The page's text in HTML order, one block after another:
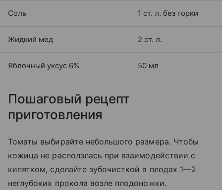
Соль 1 ст. л. без горки
Жидкий мед 2 ст. л.
Яблочный уксус 6% 50 мл
Пошаговый рецепт
приготовления
Томаты выбирайте небольшого размера. Чтобы
кожица не расползлась при взаимодействии с
кипятком, сделайте зубочисткой в плодах 1—2
неглубоких прокола возле плодоножки.